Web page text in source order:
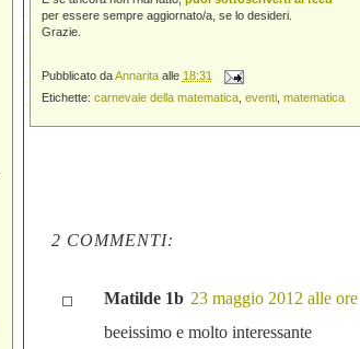
per essere sempre aggiornato/a, se lo desideri.
Grazie.
Pubblicato daAnnarita alle 18:31
Etichette: carnevale della matematica, eventi, matematica
2 COMMENTI:
Matilde 1b 23 maggio 2012 alle
beeissimo e molto interessante